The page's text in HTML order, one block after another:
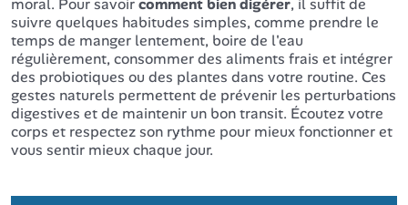
suivre quelques habitudes simples, comme prendre le
temps de manger lentement, boire de l'eau
régulièrement, consommer des aliments frais et intégrer
des probiotiques ou des plantes dans votre routine. Ces
gestes naturels permettent de prévenir les perturbations
digestives et de maintenir un bon transit. Écoutez votre
corps et respectez son rythme pour mieux fonctionner et
vous sentir mieux chaque jour.